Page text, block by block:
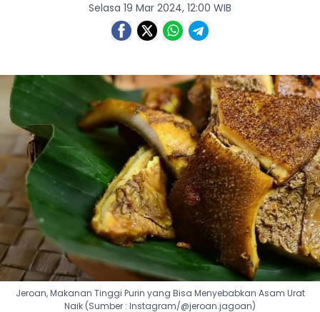
Selasa 19 Mar 2024, 12:00 WIB
Jeroan, Makanan Tinggi Purin yang Bisa Menyebabkan Asam Urat
Naik (Sumber : Instagram/@jeroan.jagoan)